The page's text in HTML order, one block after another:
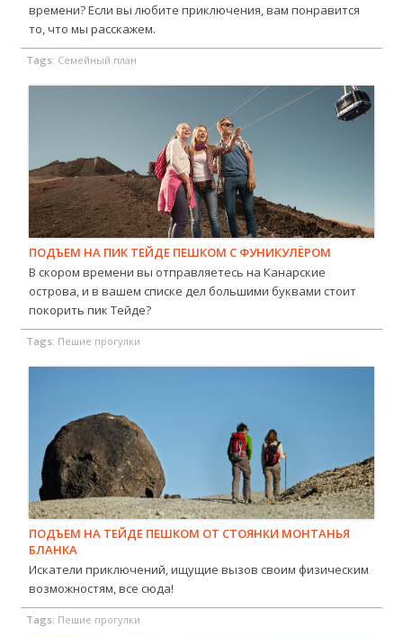
времени? Если вы любите приключения, вам понравится
то, что мы расскажем.
Tags: Семейный план
ПОДЪЕМ НА ПИК ТЕЙДЕ ПЕШКОМ С ФУНИКУЛЁРОМ
В скором времени вы отправляетесь на Канарские
острова, и в вашем списке дел большими буквами стоит
покорить пик Тейде?
Tags: Пешие прогулки
ПОДЪЕМ НА ТЕЙДЕ ПЕШКОМ ОТ СТОЯНКИ МОНТАНЬЯ
БЛАНКА
Искатели приключений, ищущие вызов своим физическим
возможностям, все сюда!
Tags: Пешие прогулки